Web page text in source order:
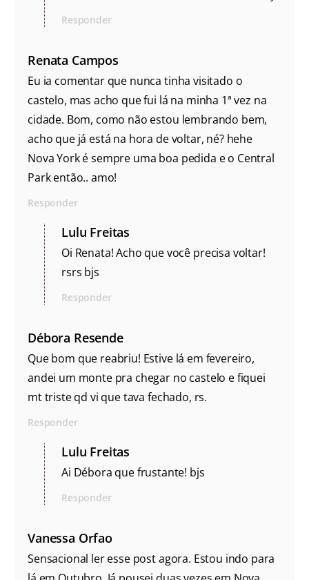
Responder
Renata Campos
Eu ia comentar que nunca tinha visitado o
castelo, mas acho que fui lá na minha 1ª vez na
cidade. Bom, como não estou lembrando bem,
acho que já está na hora de voltar, né? hehe
Nova York é sempre uma boa pedida e o Central
Park então.. amo!
Responder
Lulu Freitas
Oi Renata! Acho que você precisa voltar!
rsrs bjs
Responder
Débora Resende
Que bom que reabriu! Estive lá em fevereiro,
andei um monte pra chegar no castelo e fiquei
mt triste qd vi que tava fechado, rs.
Responder
Lulu Freitas
Ai Débora que frustante! bjs
Responder
Vanessa Orfao
Sensacional ler esse post agora. Estou indo para